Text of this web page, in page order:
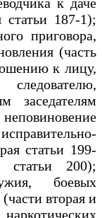
187-1);
приговора,
(часть
к лицу,
заседателям
статьи 199-
статьи 200);
боевых
вторая и